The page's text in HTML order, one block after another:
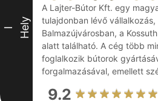
I Hely
A Lajter-Bútor Kft. egy
tulajdonban lévő vállalkozás,
Balmazújvárosban, a
alatt található. A cég több
foglalkozik bútorok
forgalmazásával, emellett
9.2